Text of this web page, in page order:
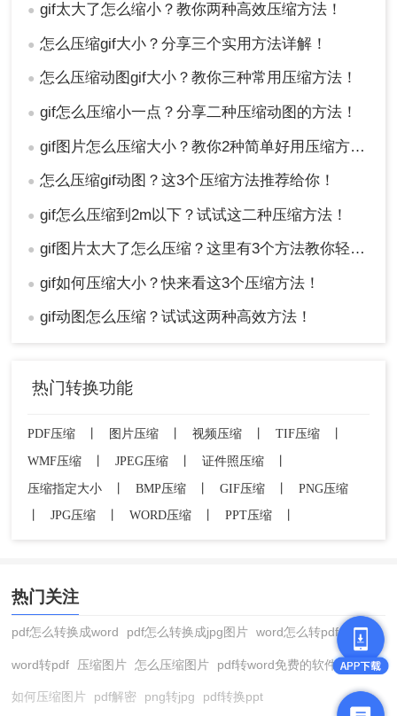
● gif太大了怎么缩小？教你两种高效压缩方法！
● 怎么压缩gif大小？分享三个实用方法详解！
● 怎么压缩动图gif大小？教你三种常用压缩方法！
● gif怎么压缩小一点？分享二种压缩动图的方法！
● gif图片怎么压缩大小？教你2种简单好用压缩方法！
● 怎么压缩gif动图？这3个压缩方法推荐给你！
● gif怎么压缩到2m以下？试试这二种压缩方法！
● gif图片太大了怎么压缩？这里有3个方法教你轻松压缩！
● gif如何压缩大小？快来看这3个压缩方法！
● gif动图怎么压缩？试试这两种高效方法！
热门转换功能
PDF压缩 图片压缩 视频压缩 TIF压缩
WMF压缩
丨 JPEG压缩 丨 证件照压缩
丨
压缩指定大小
丨 BMP压缩 丨 GIF压缩 丨
PNG压缩
JPG压缩 WORD压缩 PPT压缩
热门关注
pdf怎么转换成word pdf怎么转换成jpg图片 word怎么转pdf
word转pdf 压缩图片 怎么压缩图片 pdf转word免费的软件
如何压缩图片 pdf解密 png转jpg pdf转换ppt